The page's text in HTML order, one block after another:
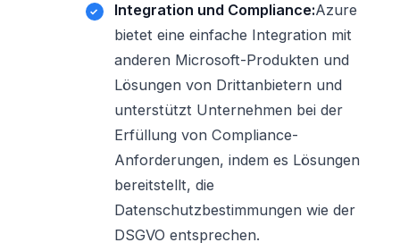
Integration und Compliance:Azure
bietet eine einfache Integration mit
anderen Microsoft-Produkten und
Lösungen von Drittanbietern und
unterstützt Unternehmen bei der
Erfüllung von Compliance-
Anforderungen, indem es Lösungen
bereitstellt, die
Datenschutzbestimmungen wie der
DSGVO entsprechen.